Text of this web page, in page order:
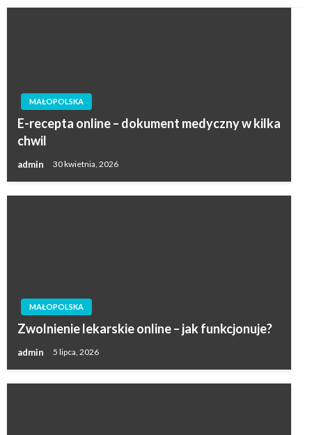
MAŁOPOLSKA
E-recepta online – dokument medyczny w kilka
chwil
admin 30 kwietnia, 2026
MAŁOPOLSKA
Zwolnienie lekarskie online – jak funkcjonuje?
admin 5 lipca, 2026